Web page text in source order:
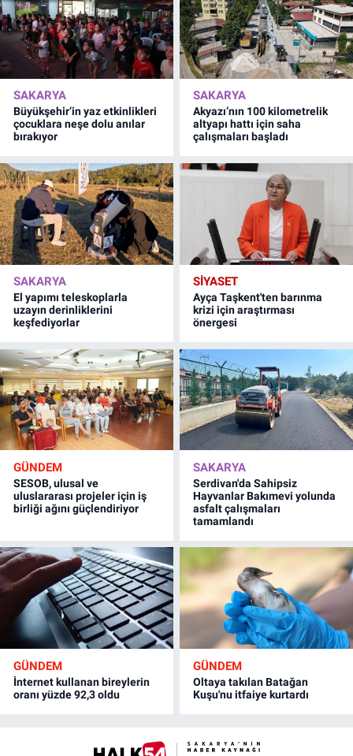
SAKARYA
Büyükşehir’in yaz etkinlikleri
çocuklara neşe dolu anılar
bırakıyor
SAKARYA
Akyazı’nın 100 kilometrelik
altyapı hattı için saha
çalışmaları başladı
SAKARYA
El yapımı teleskoplarla
uzayın derinliklerini
keşfediyorlar
SİYASET
Ayça Taşkent'ten barınma
krizi için araştırması
önergesi
GÜNDEM
SESOB, ulusal ve
uluslararası projeler için iş
birliği ağını güçlendiriyor
SAKARYA
Serdivan'da Sahipsiz
Hayvanlar Bakımevi yolunda
asfalt çalışmaları
tamamlandı
GÜNDEM
İnternet kullanan bireylerin
oranı yüzde 92,3 oldu
GÜNDEM
Oltaya takılan Batağan
Kuşu'nu itfaiye kurtardı